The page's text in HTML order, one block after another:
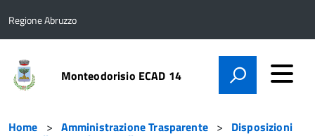
Regione Abruzzo
Monteodorisio ECAD 14
Home Amministrazione Trasparente Disposizioni